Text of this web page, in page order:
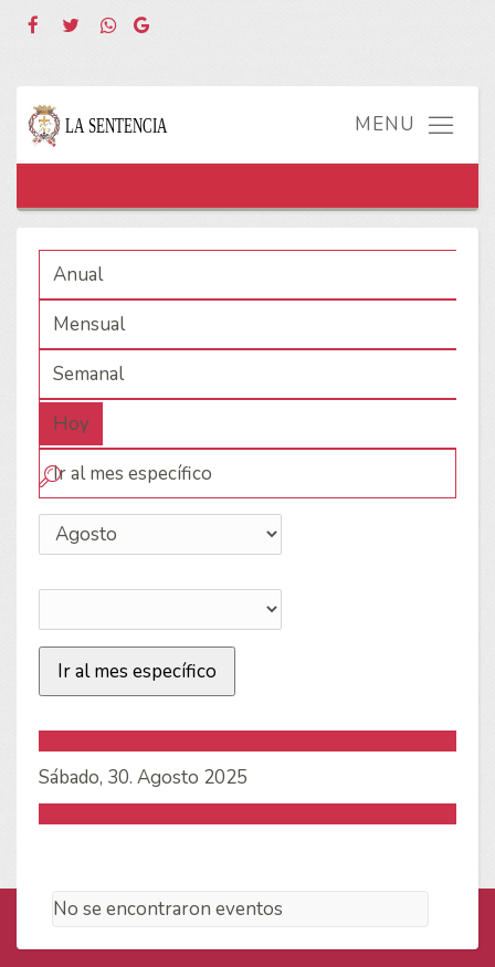
Anual
Mensual
Semanal
Hoy
Ir al mes específico
Ir al mes específico
Sábado, 30. Agosto 2025
No se encontraron eventos